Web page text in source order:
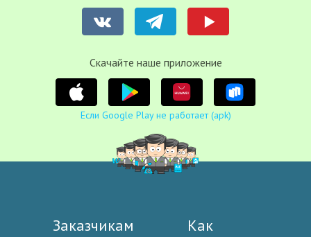
Cкачайте наше приложение
Если Google Play не работает (apk)
Заказчикам
Как